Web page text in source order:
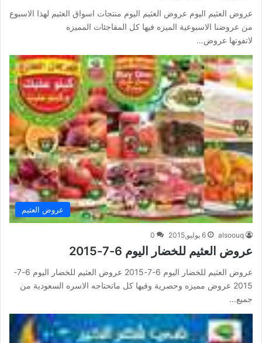
عروض العثيم اليوم عروض العثيم اليوم منتجات اسواق العثيم لهذا الاسبوع
من عروضنا الاسبوعية الميزه فيها كل المفاجئات المميزه
لاتفوتها عروض…
عروض العثيم
alsoouq 6 يوليو,2015 0
عروض العثيم للخضار اليوم 6-7-2015
عروض العثيم للخضار اليوم 6-7-2015 عروض العثيم للخضار اليوم 6-7-
2015 عروض مميزه وحصرية وفيها كل ماتحتاجه الاسره السعودية من
جميع…